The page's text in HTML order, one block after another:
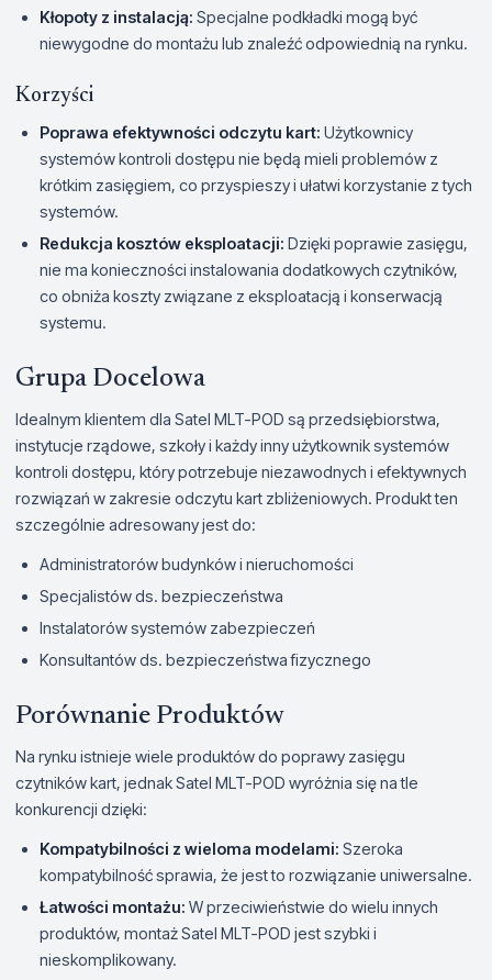
Kłopoty z instalacją: Specjalne podkładki mogą być
niewygodne do montażu lub znaleźć odpowiednią na rynku.
Korzyści
Poprawa efektywności odczytu kart: Użytkownicy
systemów kontroli dostępu nie będą mieli problemów z
krótkim zasięgiem, co przyspieszy i ułatwi korzystanie z tych
systemów.
Redukcja kosztów eksploatacji: Dzięki poprawie zasięgu,
nie ma konieczności instalowania dodatkowych czytników,
co obniża koszty związane z eksploatacją i konserwacją
systemu.
Grupa Docelowa
Idealnym klientem dla Satel MLT-POD są przedsiębiorstwa,
instytucje rządowe, szkoły i każdy inny użytkownik systemów
kontroli dostępu, który potrzebuje niezawodnych i efektywnych
rozwiązań w zakresie odczytu kart zbliżeniowych. Produkt ten
szczególnie adresowany jest do:
Administratorów budynków i nieruchomości
Specjalistów ds. bezpieczeństwa
Instalatorów systemów zabezpieczeń
Konsultantów ds. bezpieczeństwa fizycznego
Porównanie Produktów
Na rynku istnieje wiele produktów do poprawy zasięgu
czytników kart, jednak Satel MLT-POD wyróżnia się na tle
konkurencji dzięki:
Kompatybilności z wieloma modelami: Szeroka
kompatybilność sprawia, że jest to rozwiązanie uniwersalne.
Łatwości montażu: W przeciwieństwie do wielu innych
produktów, montaż Satel MLT-POD jest szybki i
nieskomplikowany.